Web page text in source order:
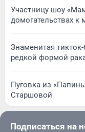
Участницу шоу
домогательствах к
Знаменитая
редкой формой
Пуговка из
Старшовой
Подписаться на